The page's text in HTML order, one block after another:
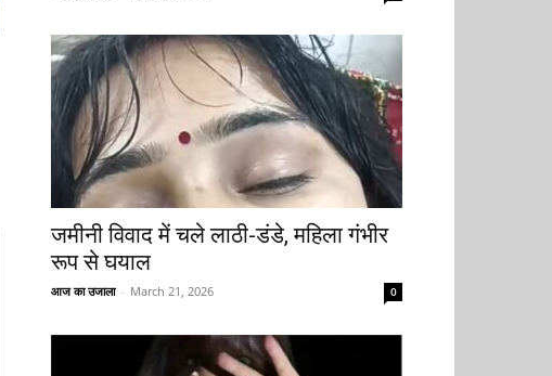
जमीनी विवाद में चले लाठी-डंडे, महिला गंभीर
रूप से घयाल
आज का उजाला - March 21, 2026 0